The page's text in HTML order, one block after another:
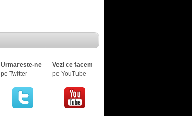
Urmareste-ne
pe Twitter
Vezi ce facem
pe YouTube